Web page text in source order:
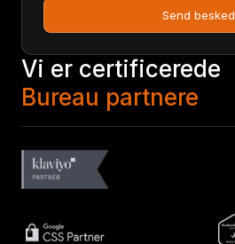
Send besked
Vi er certificerede
Bureau partnere